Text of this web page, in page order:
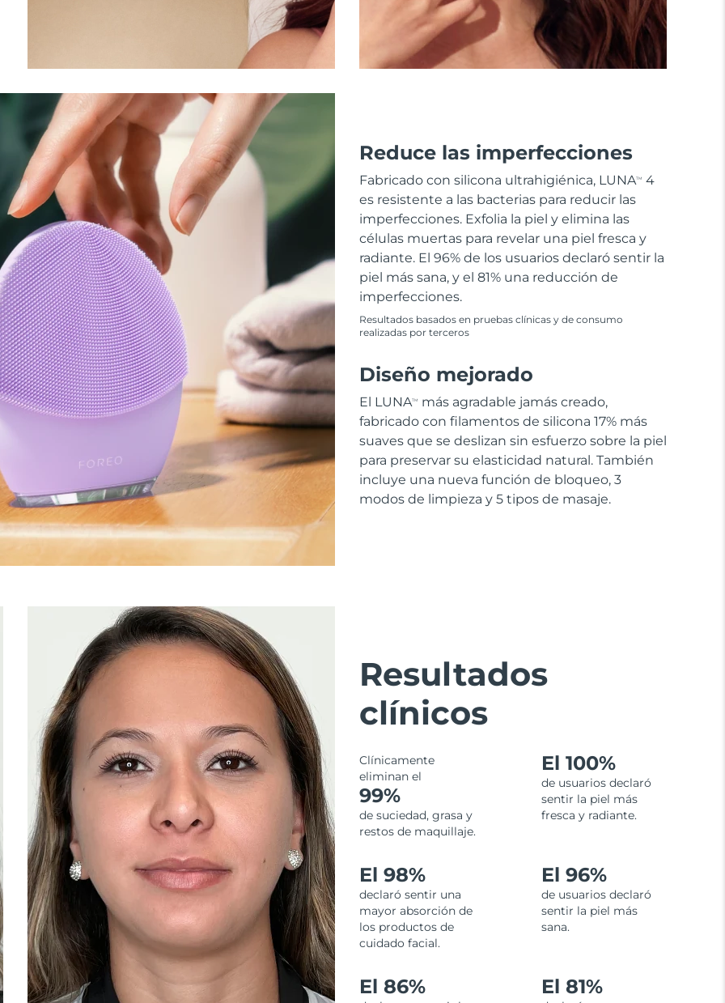
Reduce las imperfecciones
Fabricado con silicona ultrahigiénica, LUNATM
4
es resistente a las bacterias para reducir las
imperfecciones. Exfolia la piel y elimina las
células muertas para revelar una piel fresca y
radiante. El 96% de los usuarios declaró sentir la
piel más sana, y el 81% una reducción de
imperfecciones.
Resultados basados en pruebas clínicas y de consumo
realizadas por terceros
Diseño mejorado
El LUNATM
más agradable jamás creado,
fabricado con filamentos de silicona 17% más
suaves que se deslizan sin esfuerzo sobre la piel
para preservar su elasticidad natural. También
incluye una nueva función de bloqueo, 3
modos de limpieza y 5 tipos de masaje.
Resultados
clínicos
Clínicamente
eliminan el
99%
de suciedad, grasa y
restos de maquillaje.
El 100%
de usuarios declaró
sentir la piel más
fresca y radiante.
El 98%
declaró sentir una
mayor absorción de
los productos de
cuidado facial.
El 96%
de usuarios declaró
sentir la piel más
sana.
El 86% El 81%